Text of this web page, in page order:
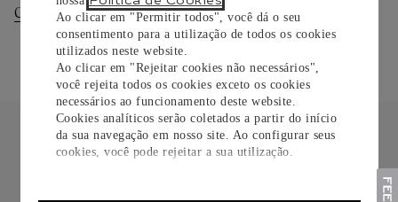
Ao clicar em "Permitir todos", você dá o seu
consentimento para a utilização de todos os cookies
utilizados neste website.
Ao clicar em "Rejeitar cookies não necessários",
você rejeita todos os cookies exceto os cookies
necessários ao funcionamento deste website.
Cookies analíticos serão coletados a partir do início
da sua navegação em nosso site. Ao configurar seus
cookies, você pode rejeitar a sua utilização.
Consultar Entregas Consultar Devoluções